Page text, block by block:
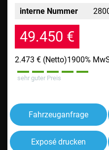
interne Nummer
49.450 €
2.473 € (Netto)1900%
sehr guter Preis
Fahrzeuganfrage
Exposé drucken